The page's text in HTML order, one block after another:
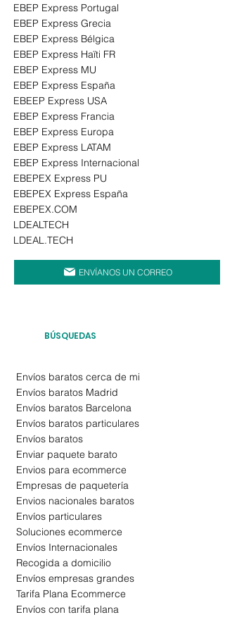
EBEP Express Portugal
EBEP Express Grecia
EBEP Express Bélgica
EBEP Express Haïti FR
EBEP Express MU
EBEP Express España
EBEEP Express USA
EBEP Express Francia
EBEP Express Europa
EBEP Express LATAM
EBEP Express Internacional
EBEPEX Express PU
EBEPEX Express España
EBEPEX.COM
LDEALTECH
LDEAL.TECH
ENVÍANOS UN CORREO
BÚSQUEDAS
Envíos baratos cerca de mi
Envíos baratos Madrid
Envíos baratos Barcelona
Envíos baratos particulares
Envíos baratos
Enviar paquete barato
Envios para ecommerce
Empresas de paquetería
Envios nacionales baratos
Envíos particulares
Soluciones ecommerce
Envíos Internacionales
Recogida a domicilio
Envíos empresas grandes
Tarifa Plana Ecommerce
Envíos con tarifa plana